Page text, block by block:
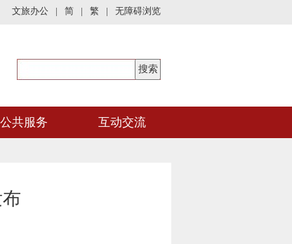
文旅办公 | 简 | 繁 | 无障碍浏览
公共服务 互动交流